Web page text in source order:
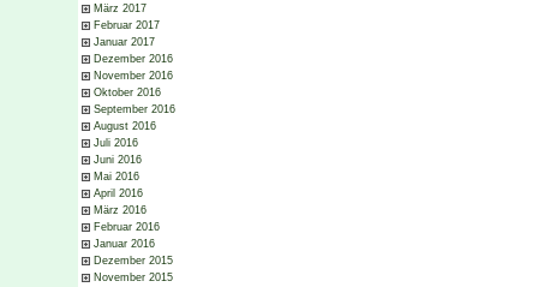
März 2017
Februar 2017
Januar 2017
Dezember 2016
November 2016
Oktober 2016
September 2016
August 2016
Juli 2016
Juni 2016
Mai 2016
April 2016
März 2016
Februar 2016
Januar 2016
Dezember 2015
November 2015